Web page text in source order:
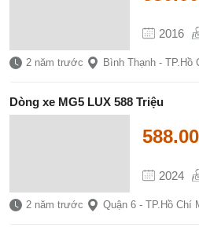
2016
2 năm trước Bình Thạnh - TP.Hồ
Dòng xe MG5 LUX 588 Triệu
2024
2 năm trước Quận 6 - TP.Hồ Chí